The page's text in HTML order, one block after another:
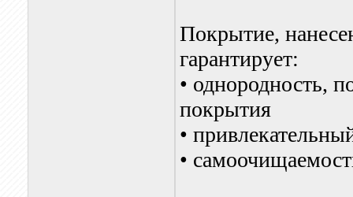
Покрытие,
гарантирует:
• однородность,
покрытия
•
•